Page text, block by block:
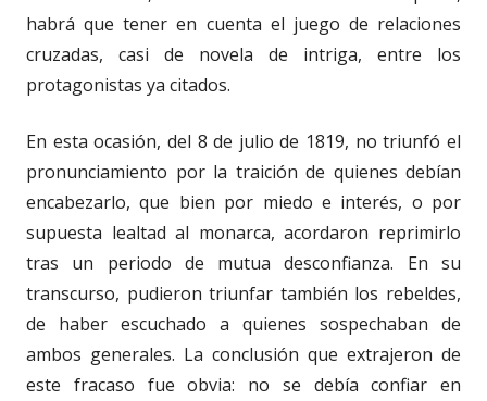
habrá que tener en cuenta el juego de relaciones
cruzadas, casi de novela de intriga, entre los
protagonistas ya citados.
En esta ocasión, del 8 de julio de 1819, no triunfó el
pronunciamiento por la traición de quienes debían
encabezarlo, que bien por miedo e interés, o por
supuesta lealtad al monarca, acordaron reprimirlo
tras un periodo de mutua desconfianza. En su
transcurso, pudieron triunfar también los rebeldes,
de haber escuchado a quienes sospechaban de
ambos generales. La conclusión que extrajeron de
este fracaso fue obvia: no se debía confiar en